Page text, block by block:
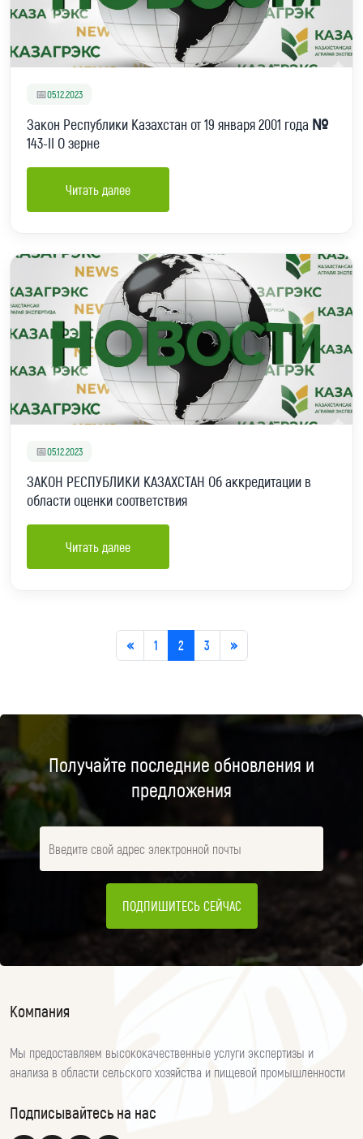
📅05.12.2023
Закон Республики Казахстан от 19 января 2001 года №
143-II О зерне
Читать далее
📅05.12.2023
ЗАКОН РЕСПУБЛИКИ КАЗАХСТАН Об аккредитации в
области оценки соответствия
Читать далее
« 1 2 3 »
Получайте последние обновления и
предложения
ПОДПИШИТЕСЬ СЕЙЧАС
Компания
Мы предоставляем высококачественные услуги экспертизы и
анализа в области сельского хозяйства и пищевой промышленности
Подписывайтесь на нас